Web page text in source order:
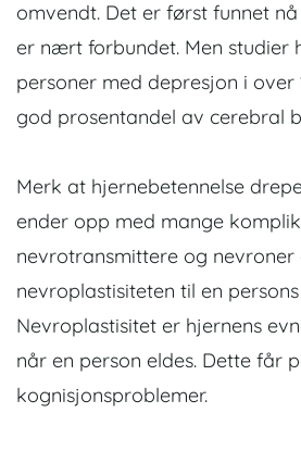
omvendt. Det er først funnet
er nært forbundet. Men studier
personer med depresjon i over
god prosentandel av cerebral
Merk at hjernebetennelse
ender opp med mange
nevrotransmittere og nevroner
nevroplastisiteten til en
Nevroplastisitet er hjernens
når en person eldes. Dette får
kognisjonsproblemer.